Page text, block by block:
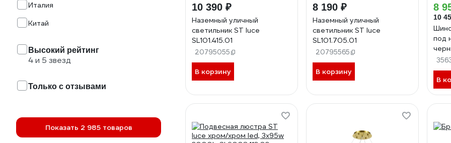
Италия
Китай
Высокий рейтинг
4 и 5 звезд
Только с отзывами
Показать 2 985 товаров
10 390 ₽
Наземный уличный
светильник ST luce
SL101.415.01
20795055
В корзину
8 190 ₽
Наземный уличный
светильник ST luce
SL101.705.01
20795565
В корзину
8
10
под
В